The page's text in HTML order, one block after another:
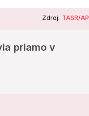
Zdroj: TASR/AP
priamo v